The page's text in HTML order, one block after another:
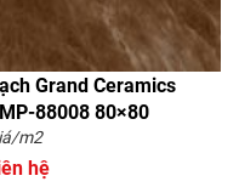
Grand Ceramics
88008 80×80
m2
hệ